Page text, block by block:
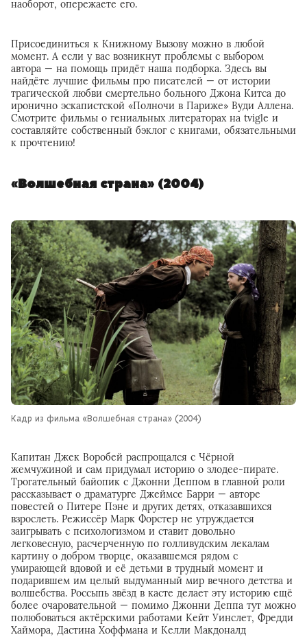
наоборот, опережаете его.
Присоединиться к Книжному Вызову можно в любой
момент. А если у вас возникнут проблемы с выбором
автора — на помощь придёт наша подборка. Здесь вы
найдёте лучшие фильмы про писателей — от истории
трагической любви смертельно больного Джона Китса до
иронично эскапистской «Полночи в Париже» Вуди Аллена.
Смотрите фильмы о гениальных литераторах на tvigle и
составляйте собственный бэклог с книгами, обязательными
к прочтению!
«Волшебная страна» (2004)
Кадр из фильма «Волшебная страна» (2004)
Капитан Джек Воробей распрощался с Чёрной
жемчужиной и сам придумал историю о злодее-пирате.
Трогательный байопик с Джонни Деппом в главной роли
рассказывает о драматурге Джеймсе Барри — авторе
повестей о Питере Пэне и других детях, отказавшихся
взрослеть. Режиссёр Марк Форстер не утруждается
заигрывать с психологизмом и ставит довольно
легковесную, расчерченную по голливудским лекалам
картину о добром творце, оказавшемся рядом с
умирающей вдовой и её детьми в трудный момент и
подарившем им целый выдуманный мир вечного детства и
волшебства. Россыпь звёзд в касте делает эту историю ещё
более очаровательной — помимо Джонни Деппа тут можно
полюбоваться актёрскими работами Кейт Уинслет, Фредди
Хаймора, Дастина Хоффмана и Келли Макдоналд